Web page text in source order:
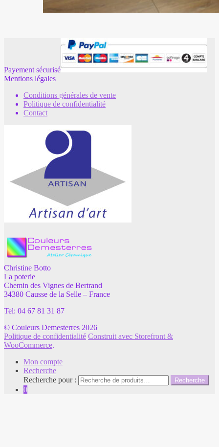
Payement sécurisé
Mentions légales
Conditions générales de vente
Politique de confidentialité
Contact
Christine Botto
La poterie
Chemin des Vignes de Bertrand
34380 Causse de la Selle – France
Tel: 04 67 81 31 87
© Couleurs Demesterres 2026
Politique de confidentialité Construit avec Storefront &
WooCommerce.
Mon compte
Recherche
Recherche pour :
Recherche
0